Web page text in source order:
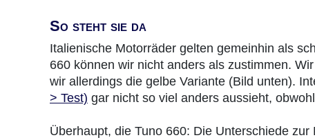
So steht sie da
Italienische Motorräder gelten gemeinhin als
660 können wir nicht anders als zustimmen.
wir allerdings die gelbe Variante (Bild unten).
> Test) gar nicht so viel anders aussieht,
Überhaupt, die Tuno 660: Die Unterschiede